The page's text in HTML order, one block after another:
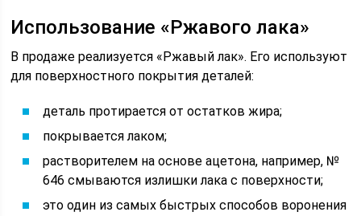
Использование «Ржавого лака»
В продаже реализуется «Ржавый лак». Его используют
для поверхностного покрытия деталей:
деталь протирается от остатков жира;
покрывается лаком;
растворителем на основе ацетона, например, №
646 смываются излишки лака с поверхности;
это один из самых быстрых способов воронения